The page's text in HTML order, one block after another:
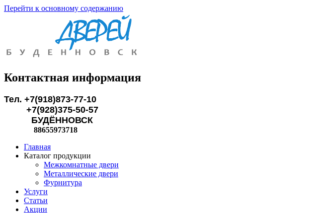
Перейти к основному содержанию
Контактная информация
Тел. +7(918)873-77-10
+7(928)375-50-57
БУДЁННОВСК
88655973718
Главная
Каталог продукции
Межкомнатные двери
Металлические двери
Фурнитура
Услуги
Статьи
Акции